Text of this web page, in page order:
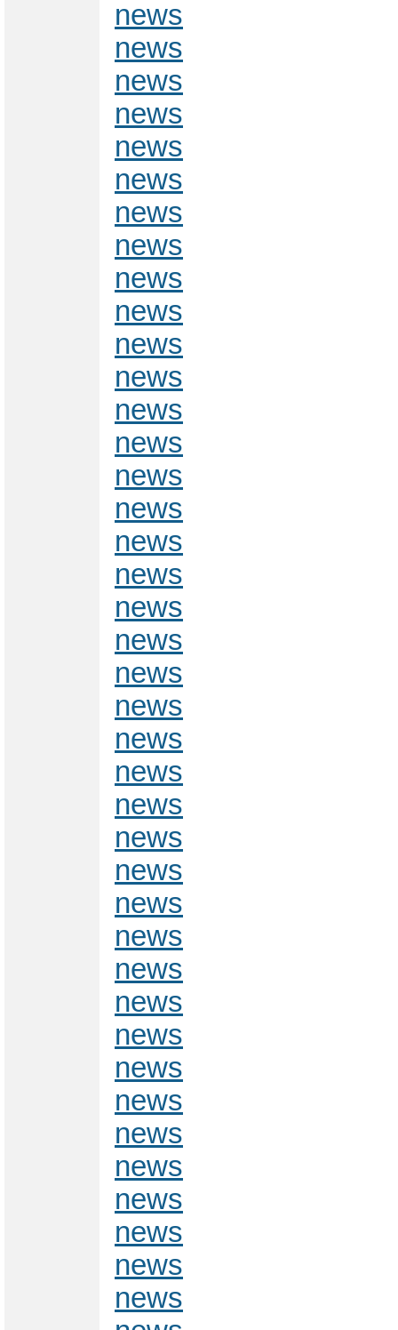
news
news
news
news
news
news
news
news
news
news
news
news
news
news
news
news
news
news
news
news
news
news
news
news
news
news
news
news
news
news
news
news
news
news
news
news
news
news
news
news